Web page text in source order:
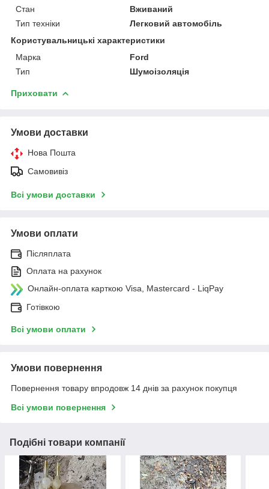
Стан
Вживаний
Тип техніки
Легковий автомобіль
Користувальницькі характеристики
Марка
Ford
Тип
Шумоізоляція
Приховати
Умови доставки
Нова Пошта
Самовивіз
Всі умови доставки
Умови оплати
Післяплата
Оплата на рахунок
Онлайн-оплата карткою Visa, Mastercard - LiqPay
Готівкою
Всі умови оплати
Умови повернення
Повернення товару впродовж 14 днів за рахунок покупця
Всі умови повернення
Подібні товари компанії